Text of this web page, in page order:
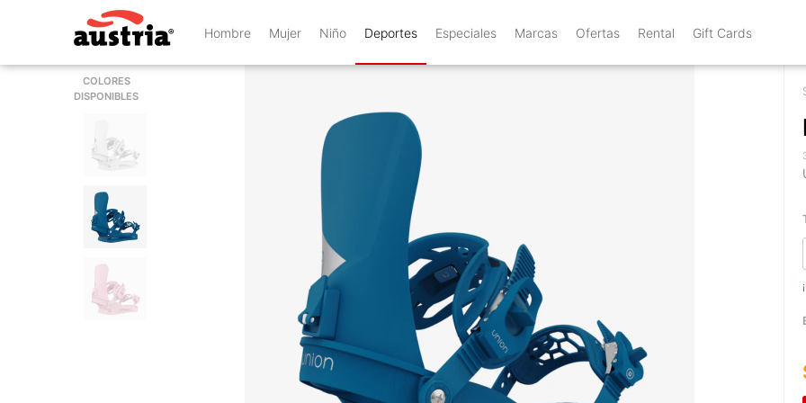
Hombre Mujer Niño Deportes Especiales Marcas Ofertas Rental Gift Cards
COLORES
DISPONIBLES